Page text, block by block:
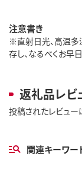
注意書き
※直射日光、高温多
存し、なるべくお早
返礼品レビ
投稿されたレビュー
関連キーワー